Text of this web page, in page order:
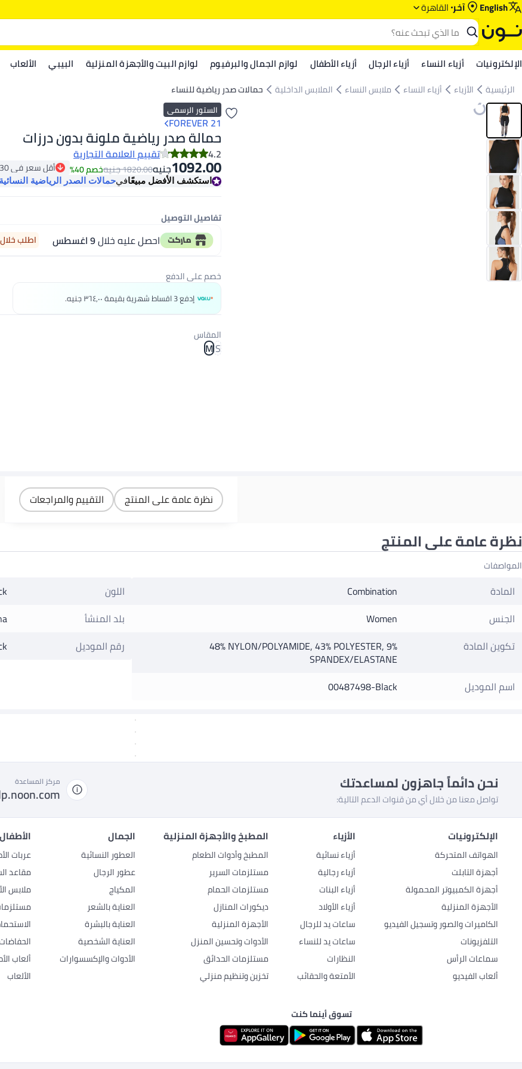
English آخر القاهرة
الإلكترونيات أزياء النساء أزياء الرجال أزياء الأطفال لوازم الجمال والبرفيوم لوازم البيت والأجهزة المنزلية البيبي الألعاب
الرئيسية الأزياء أزياء النساء ملابس النساء الملابس الداخلية حمالات صدر رياضية للنساء
الستور الرسمي
FOREVER 21
حمالة صدر رياضية ملونة بدون درزات
4.2
تقييم العلامة التجارية
جنيه1092.00 جنيه1820.00 خصم 40% أقل سعر في 30 يوم
باقي 1 وحدات في المخزون
أقل سعر في 30 يوم استكشف الأفضل مبيعًافيحمالات الصدر الرياضية النسائية
تفاصيل التوصيل
احصل عليه خلال9 اغسطس اطلب خلال 17 ساعة 16 دقيقة
خصم على الدفع
إدفع 3 اقساط شهرية بقيمة ٣٦٤٫٠٠ جنيه.
المقاس
S
M
نظرة عامة على المنتج التقييم والمراجعات
نظرة عامة على المنتج
المواصفات
المادة
Combination
الجنس
Women
تكوين المادة
48% NYLON/POLYAMIDE, 43% POLYESTER, 9%
SPANDEX/ELASTANE
اسم الموديل
00487498-Black
اللون
بلد المنشأ
رقم الموديل
نحن دائماً جاهزون لمساعدتك
تواصل معنا من خلال أي من قنوات الدعم التالية:
مركز المساعدة
الإلكترونيات
الهواتف المتحركة
أجهزة التابلت
أجهزة الكمبيوتر المحمولة
الأجهزة المنزلية
الكاميرات والصور وتسجيل الفيديو
التلفزيونات
سماعات الرأس
ألعاب الفيديو
الأزياء
أزياء نسائية
أزياء رجالية
أزياء البنات
أزياء الأولاد
ساعات يد للرجال
ساعات يد للنساء
النظارات
الأمتعة والحقائب
المطبخ والأجهزة المنزلية
المطبخ وأدوات الطعام
مستلزمات السرير
مستلزمات الحمام
ديكورات المنازل
الأجهزة المنزلية
الأدوات وتحسين المنزل
مستلزمات الحدائق
تخزين وتنظيم منزلي
الجمال
العطور النسائية
عطور الرجال
المكياج
العناية بالشعر
العناية بالبشرة
العناية الشخصية
الأدوات والإكسسوارات
عربات
مقاعد
ملابس
ألعاب
الألعاب
تسوق أينما كنت